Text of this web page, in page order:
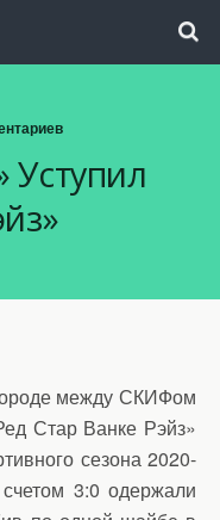
Уступил
между СКИФом
Стар Ванке Рэйз»
сезона 2020-
3:0 одержали